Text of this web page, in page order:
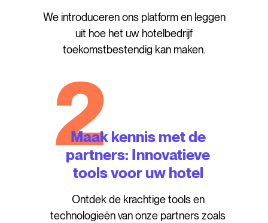
We introduceren ons platform en leggen
uit hoe het uw hotelbedrijf
toekomstbestendig kan maken.
2
Maak kennis met de
partners: Innovatieve
tools voor uw hotel
Ontdek de krachtige tools en
technologieën van onze partners zoals